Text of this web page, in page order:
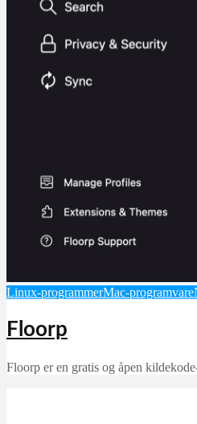
Linux-programmerMac-programvare
Floorp
Floorp er en gratis og åpen